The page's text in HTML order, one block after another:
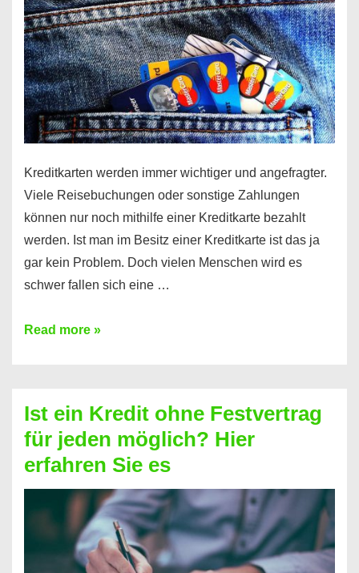
Kreditkarten werden immer wichtiger und angefragter.
Viele Reisebuchungen oder sonstige Zahlungen
können nur noch mithilfe einer Kreditkarte bezahlt
werden. Ist man im Besitz einer Kreditkarte ist das ja
gar kein Problem. Doch vielen Menschen wird es
schwer fallen sich eine …
Kreditkarte
Prepaid
ist
nicht
nur
für
Handy
Read more »
Ist ein Kredit ohne Festvertrag
für jeden möglich? Hier
erfahren Sie es